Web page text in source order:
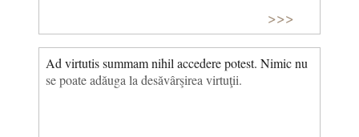
>>>
Ad virtutis summam nihil accedere potest. Nimic nu
se poate adăuga la desăvârşirea virtuţii.